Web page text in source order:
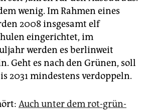
wenig. Im Rahmen eines
2008 insgesamt elf
eingerichtet, im
werden es berlinweit
Geht es nach den Grünen, soll
2031 mindestens verdoppeln.
Auch unter dem rot-grün-